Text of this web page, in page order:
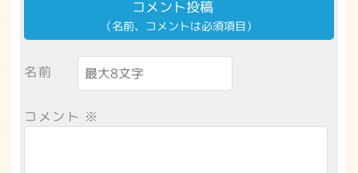
コメント投稿
（名前、コメントは必須項目）
名前
コメント ※